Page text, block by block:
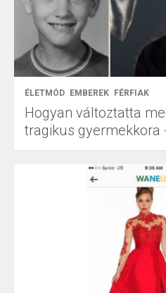
ÉLETMÓD EMBEREK FÉRFIAK
Hogyan változtatta
tragikus gyermekkora